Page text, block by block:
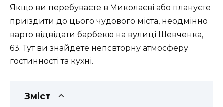
Якщо ви перебуваєте в Миколаєві або плануєте
приїздити до цього чудового міста, неодмінно
варто відвідати барбекю на вулиці Шевченка,
63. Тут ви знайдете неповторну атмосферу
гостинності та кухні.
Зміст